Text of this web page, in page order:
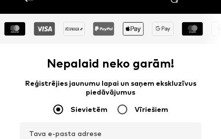
Nepalaid neko garām!
Reģistrējies jaunumu lapai un saņem ekskluzīvus
piedāvājumus
Sievietēm Vīriešiem
Tava e-pasta adrese